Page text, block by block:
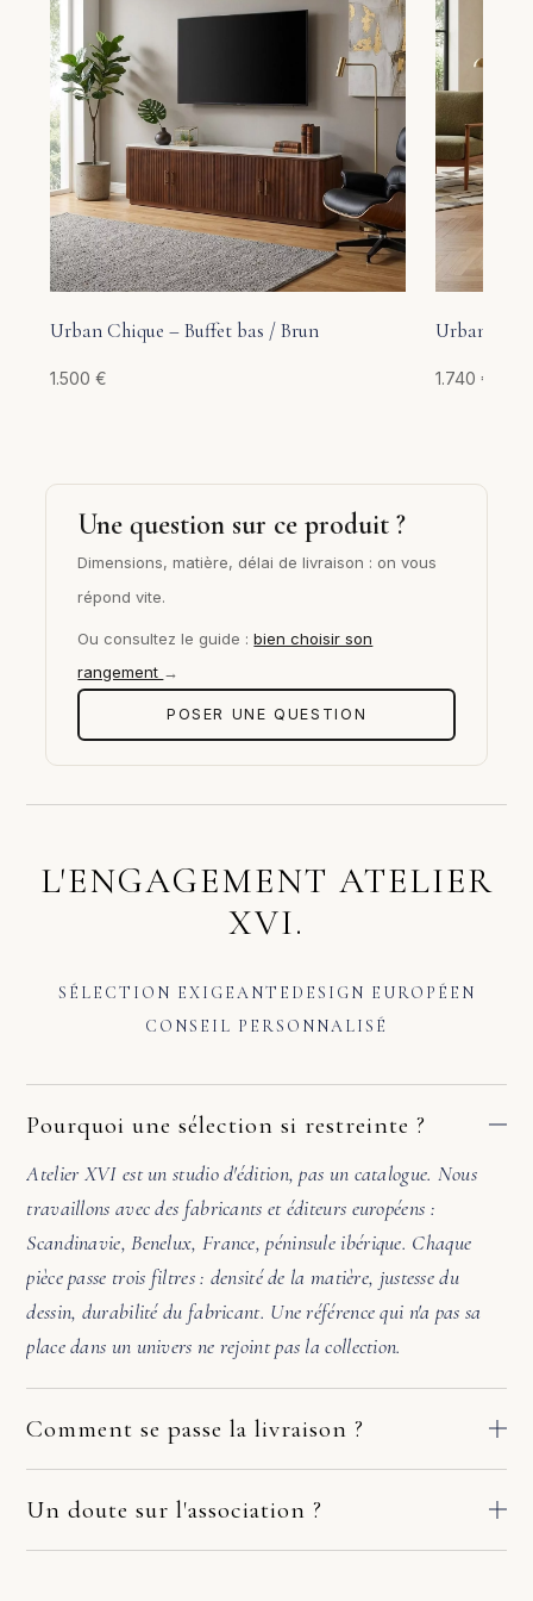
Urban Chique – Buffet bas / Brun
1.500€
Urban
1.740 €
Une question sur ce produit ?
Dimensions, matière, délai de livraison : on vous
répond vite.
Ou consultez le guide :bien choisir son
rangement →
POSER UNE QUESTION
L'ENGAGEMENT ATELIER
XVI.
SÉLECTION EXIGEANTE DESIGN EUROPÉEN
CONSEIL PERSONNALISÉ
Pourquoi une sélection si restreinte ?
Atelier XVI est un studio d'édition, pas un catalogue. Nous
travaillons avec des fabricants et éditeurs européens :
Scandinavie, Benelux, France, péninsule ibérique. Chaque
pièce passe trois filtres : densité de la matière, justesse du
dessin, durabilité du fabricant. Une référence qui n'a pas sa
place dans un univers ne rejoint pas la collection.
Comment se passe la livraison ?
européens. Le délai dépend du fabricant et de votre adresse :
Un doute sur l'association ?